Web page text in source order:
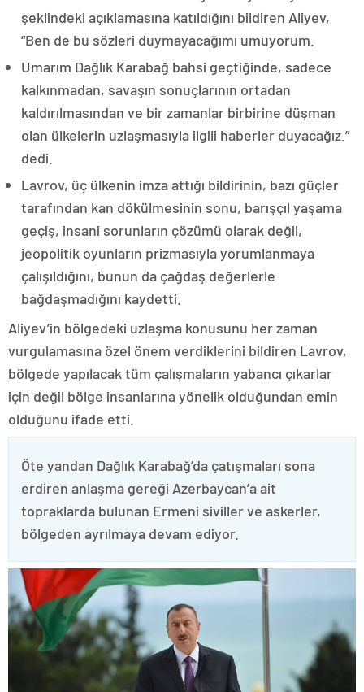
şeklindeki açıklamasına katıldığını bildiren Aliyev,
“Ben de bu sözleri duymayacağımı umuyorum.
Umarım Dağlık Karabağ bahsi geçtiğinde, sadece
kalkınmadan, savaşın sonuçlarının ortadan
kaldırılmasından ve bir zamanlar birbirine düşman
olan ülkelerin uzlaşmasıyla ilgili haberler duyacağız.”
dedi.
Lavrov, üç ülkenin imza attığı bildirinin, bazı güçler
tarafından kan dökülmesinin sonu, barışçıl yaşama
geçiş, insani sorunların çözümü olarak değil,
jeopolitik oyunların prizmasıyla yorumlanmaya
çalışıldığını, bunun da çağdaş değerlerle
bağdaşmadığını kaydetti.
Aliyev’in bölgedeki uzlaşma konusunu her zaman
vurgulamasına özel önem verdiklerini bildiren Lavrov,
bölgede yapılacak tüm çalışmaların yabancı çıkarlar
için değil bölge insanlarına yönelik olduğundan emin
olduğunu ifade etti.
Öte yandan Dağlık Karabağ’da çatışmaları sona
erdiren anlaşma gereği Azerbaycan’a ait
topraklarda bulunan Ermeni siviller ve askerler,
bölgeden ayrılmaya devam ediyor.